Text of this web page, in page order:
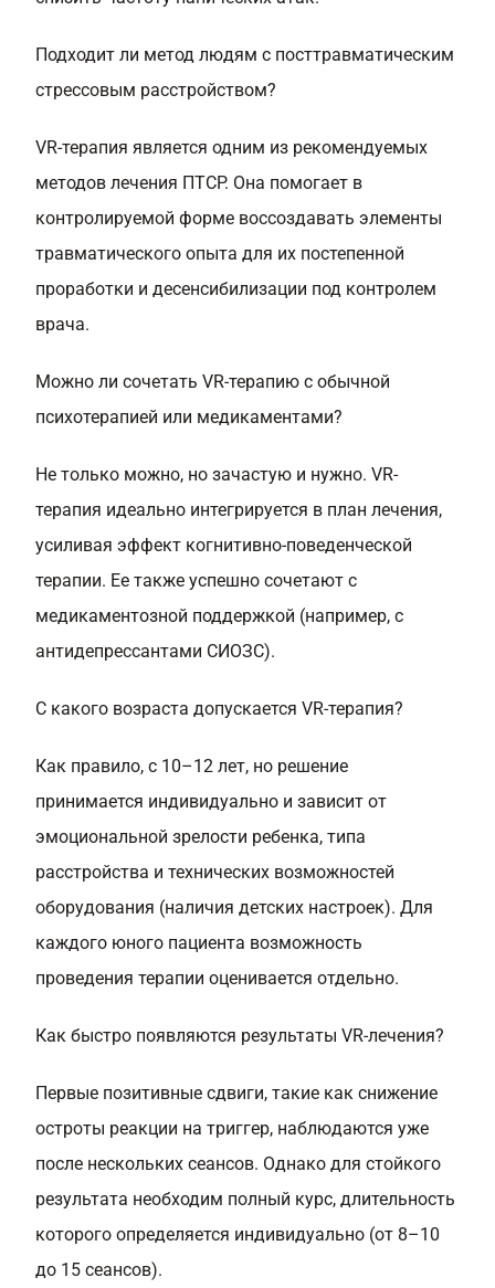
Подходит ли метод людям с посттравматическим
стрессовым расстройством?
VR-терапия является одним из рекомендуемых
методов лечения ПТСР. Она помогает в
контролируемой форме воссоздавать элементы
травматического опыта для их постепенной
проработки и десенсибилизации под контролем
врача.
Можно ли сочетать VR-терапию с обычной
психотерапией или медикаментами?
Не только можно, но зачастую и нужно. VR-
терапия идеально интегрируется в план лечения,
усиливая эффект когнитивно-поведенческой
терапии. Ее также успешно сочетают с
медикаментозной поддержкой (например, с
антидепрессантами СИОЗС).
С какого возраста допускается VR-терапия?
Как правило, с 10–12 лет, но решение
принимается индивидуально и зависит от
эмоциональной зрелости ребенка, типа
расстройства и технических возможностей
оборудования (наличия детских настроек). Для
каждого юного пациента возможность
проведения терапии оценивается отдельно.
Как быстро появляются результаты VR-лечения?
Первые позитивные сдвиги, такие как снижение
остроты реакции на триггер, наблюдаются уже
после нескольких сеансов. Однако для стойкого
результата необходим полный курс, длительность
которого определяется индивидуально (от 8–10
до 15 сеансов).